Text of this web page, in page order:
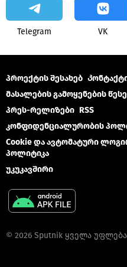
Telegram VK
პროექტის შესახებ
მასალების გამოყენების
პრეს-რელიზები RSS
კონფიდენციალურობის
Cookie და ავტომატური
პოლიტიკა
უკუკავშირი
© 2026 Sputnik ყველა